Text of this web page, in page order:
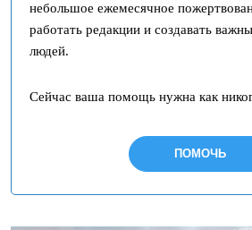
небольшое ежемесячное
работать редакции и создавать
людей.
Сейчас ваша помощь нужна как
ПОМОЧЬ